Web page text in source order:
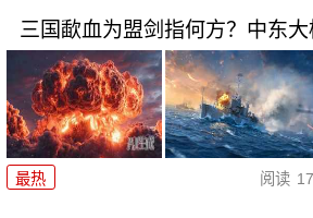
三国歃血为盟剑指何方？中东大
最热 阅读